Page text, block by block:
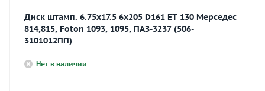
Диск штамп. 6.75х17.5 6х205 D161 ЕТ 130 Mерседес
814,815, Foton 1093, 1095, ПАЗ-3237 (506-
3101012ПП)
Нет в наличии